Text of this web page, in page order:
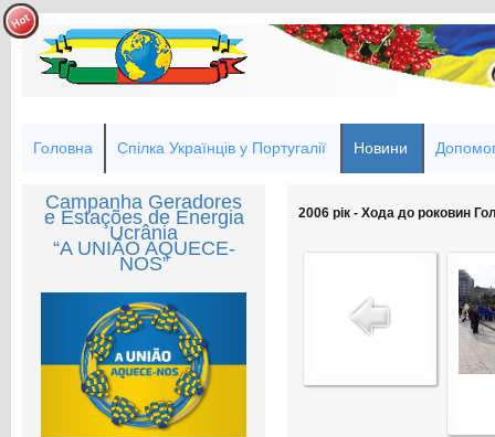
Головна Спілка Українців у Португалії Новини
Campanha Geradores
e Estações de Energia
Ucrânia
“A UNIÃO AQUECE-
NOS”
2006 рік - Хода до роковин